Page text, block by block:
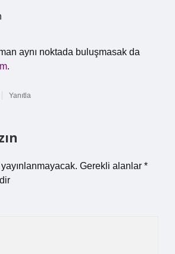
aynı noktada buluşmasak da
.
Yanıtla
Gerekli alanlar *